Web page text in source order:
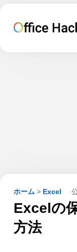
ホーム > Excel
Excelの
方法